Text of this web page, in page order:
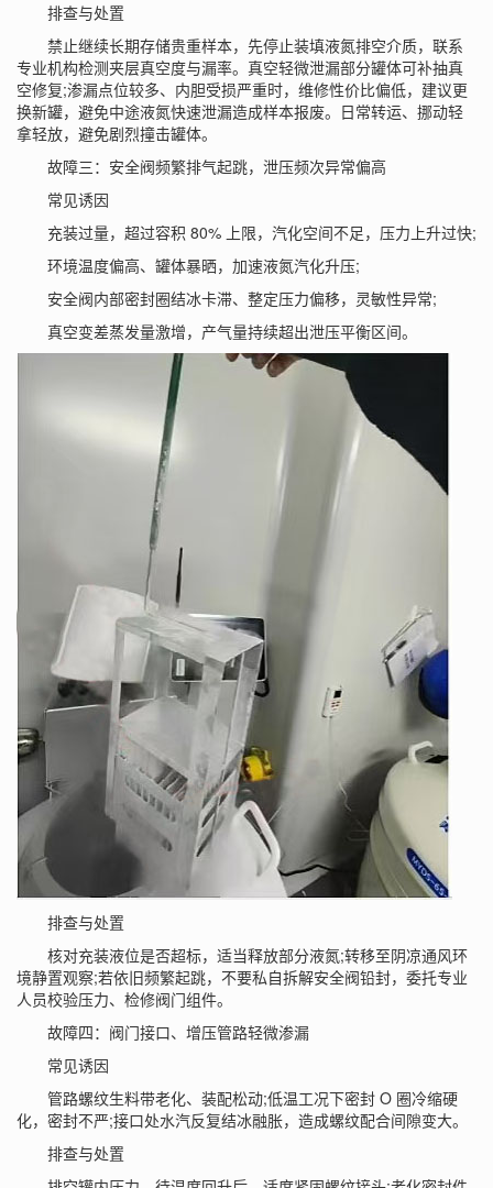
排查与处置
禁止继续长期存储贵重样本，先停止装填液氮排空介质，联系
专业机构检测夹层真空度与漏率。真空轻微泄漏部分罐体可补抽真
空修复;渗漏点位较多、内胆受损严重时，维修性价比偏低，建议更
换新罐，避免中途液氮快速泄漏造成样本报废。日常转运、挪动轻
拿轻放，避免剧烈撞击罐体。
故障三：安全阀频繁排气起跳，泄压频次异常偏高
常见诱因
充装过量，超过容积 80% 上限，汽化空间不足，压力上升过快;
环境温度偏高、罐体暴晒，加速液氮汽化升压;
安全阀内部密封圈结冰卡滞、整定压力偏移，灵敏性异常;
真空变差蒸发量激增，产气量持续超出泄压平衡区间。
排查与处置
核对充装液位是否超标，适当释放部分液氮;转移至阴凉通风环
境静置观察;若依旧频繁起跳，不要私自拆解安全阀铅封，委托专业
人员校验压力、检修阀门组件。
故障四：阀门接口、增压管路轻微渗漏
常见诱因
管路螺纹生料带老化、装配松动;低温工况下密封 O 圈冷缩硬
化，密封不严;接口处水汽反复结冰融胀，造成螺纹配合间隙变大。
排查与处置